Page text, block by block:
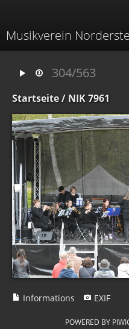
Musikverein
Verwandte Alben
Identifikation
304/563
Startseite/ NIK 7961
Informations EXIF
POWERED BY